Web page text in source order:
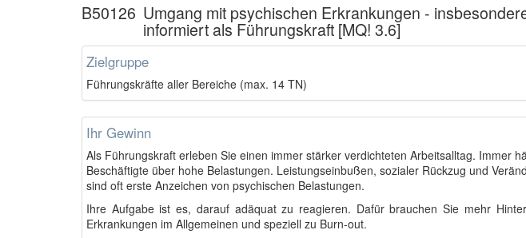
B50126 Umgang mit psychischen Erkrankungen -
informiert als Führungskraft [MQ! 3.6]
Zielgruppe
Führungskräfte aller Bereiche (max. 14 TN)
Ihr Gewinn
Als Führungskraft erleben Sie einen immer stärker verdichteten Arbeitsalltag. Immer
Beschäftigte über hohe Belastungen. Leistungseinbußen, sozialer Rückzug und
sind oft erste Anzeichen von psychischen Belastungen.
Ihre Aufgabe ist es, darauf adäquat zu reagieren. Dafür brauchen Sie mehr
Erkrankungen im Allgemeinen und speziell zu Burn-out.